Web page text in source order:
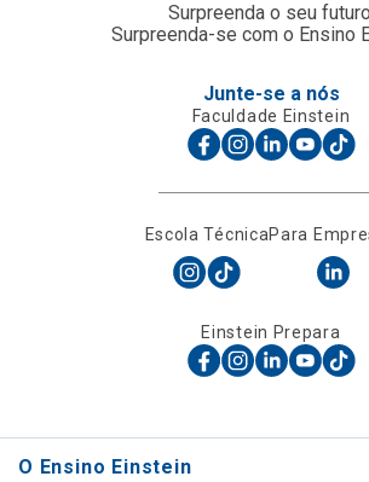
Surpreenda o seu
Surpreenda-se com o Ensino
Junte-se a nós
Faculdade Einstein
Escola TécnicaPara
Einstein Prepara
O Ensino Einstein